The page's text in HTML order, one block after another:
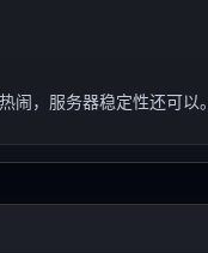
闹，服务器稳定性还可以。